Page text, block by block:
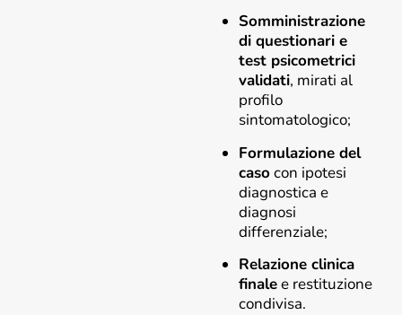
Somministrazione
di questionari e
test psicometrici
validati, mirati al
profilo
sintomatologico;
Formulazione del
casocon ipotesi
diagnostica e
diagnosi
differenziale;
Relazione clinica
finalee restituzione
condivisa.